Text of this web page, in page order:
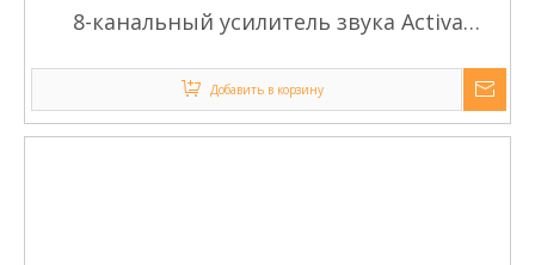
8-канальный усилитель звука Activa
Добавить в корзину